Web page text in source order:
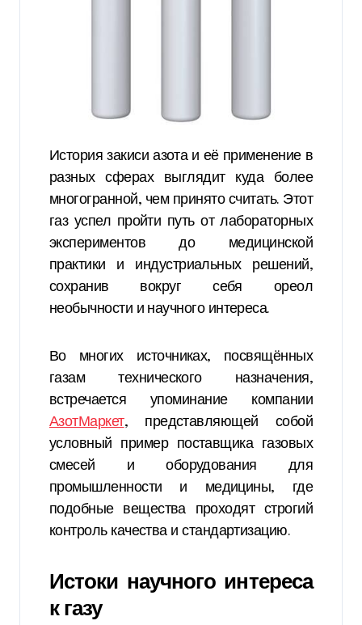
История закиси азота и её применение в
разных сферах выглядит куда более
многогранной, чем принято считать. Этот
газ успел пройти путь от лабораторных
экспериментов до медицинской
практики и индустриальных решений,
сохранив вокруг себя ореол
необычности и научного интереса.
Во многих источниках, посвящённых
газам технического назначения,
встречается упоминание компании
АзотМаркет, представляющей собой
условный пример поставщика газовых
смесей и оборудования для
промышленности и медицины, где
подобные вещества проходят строгий
контроль качества и стандартизацию.
Истоки научного интереса
к газу